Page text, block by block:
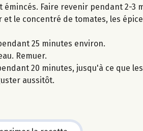
Faire revenir pendant 2-
et le concentré de tomates, les
25 minutes environ.
Remuer.
20 minutes, jusqu'à ce que
aussitôt.